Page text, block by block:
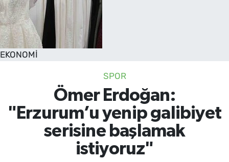
EKONOMİ
SPOR
Ömer Erdoğan:
"Erzurum’u yenip galibiyet
serisine başlamak
istiyoruz"